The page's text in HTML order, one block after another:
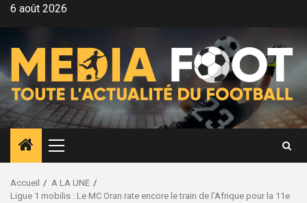
Aller6 août 2026
Menu
principal
Accueil
A LA UNE
Ligue 1 mobilis : Le MC Oran rate encore le train de l’Afrique pour la 11e